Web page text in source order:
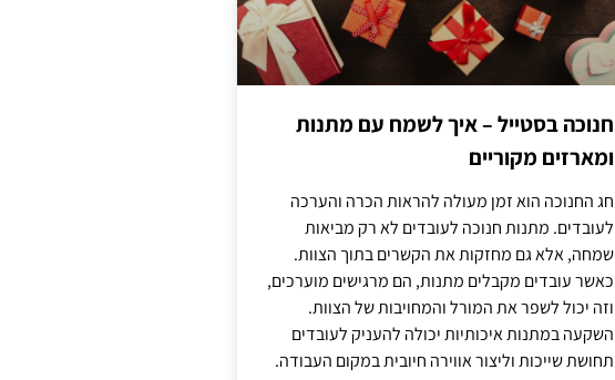
חנוכה בסטייל – איך לשמח עם מתנות
ומארזים מקוריים
חג החנוכה הוא זמן מעולה להראות הכרה והערכה
לעובדים. מתנות חנוכה לעובדים לא רק מביאות
שמחה, אלא גם מחזקות את הקשרים בתוך הצוות.
כאשר עובדים מקבלים מתנות, הם מרגישים מוערכים,
וזה יכול לשפר את המורל והמחויבות של הצוות.
השקעה במתנות איכותיות יכולה להעניק לעובדים
תחושת שייכות וליצור אווירה חיובית במקום העבודה.